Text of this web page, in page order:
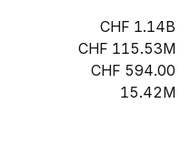
1.14B
115.53M
594.00
15.42M